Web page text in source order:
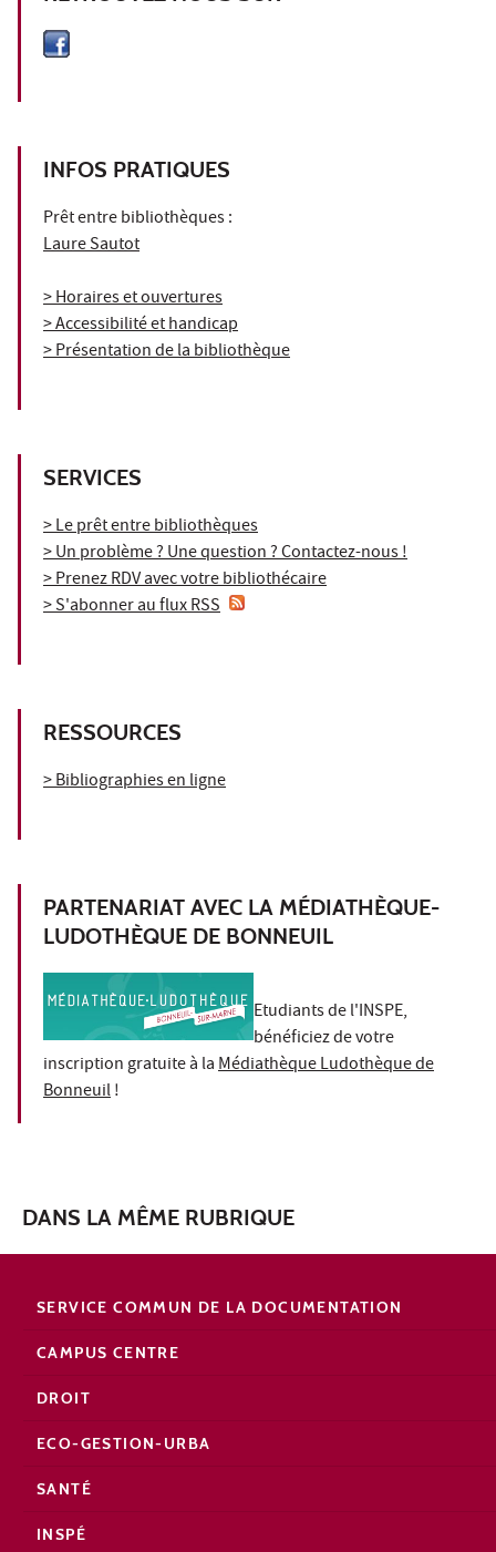
INFOS PRATIQUES
Prêt entre bibliothèques :
Laure Sautot
> Horaires et ouvertures
> Accessibilité et handicap
> Présentation de la bibliothèque
SERVICES
> Le prêt entre bibliothèques
> Un problème ? Une question ? Contactez-nous !
> Prenez RDV avec votre bibliothécaire
> S'abonner au flux RSS
RESSOURCES
> Bibliographies en ligne
PARTENARIAT AVEC LA MÉDIATHÈQUE-
LUDOTHÈQUE DE BONNEUIL
Etudiants de l'INSPE,
bénéficiez de votre
inscription gratuite à laMédiathèque Ludothèque de
Bonneuil!
DANS LA MÊME RUBRIQUE
SERVICE COMMUN DE LA DOCUMENTATION
CAMPUS CENTRE
DROIT
ECO-GESTION-URBA
SANTÉ
INSPÉ